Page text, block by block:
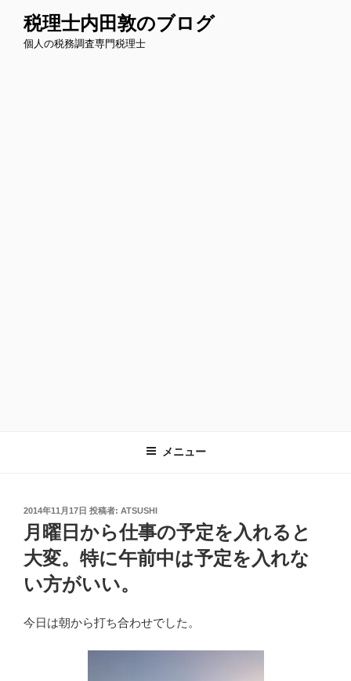
税理士内田敦のブログ
個人の税務調査専門税理士
メニュー
投
稿
日:
2014年11月17日 投稿者: ATSUSHI
月曜日から仕事の予定を入れると
大変。特に午前中は予定を入れな
い方がいい。
今日は朝から打ち合わせでした。